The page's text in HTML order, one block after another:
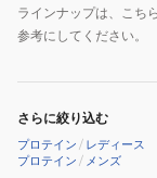
ラインナップは、こち
参考にしてください。
さらに絞り込む
プロテイン / レディース
プロテイン / メンズ